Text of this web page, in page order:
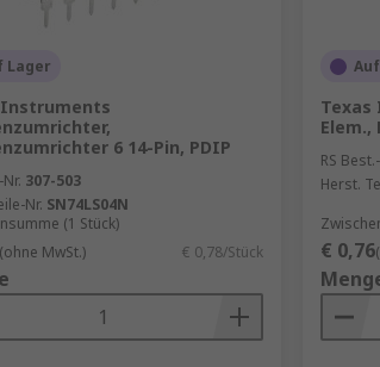
Lager
Instruments
6 14-Pin, PDIP
307-503
Nr. SN74LS04N
(1 Stück)
MwSt.) € 0,78/Stück
Elem.,
RS
Herst.
€ 0,76